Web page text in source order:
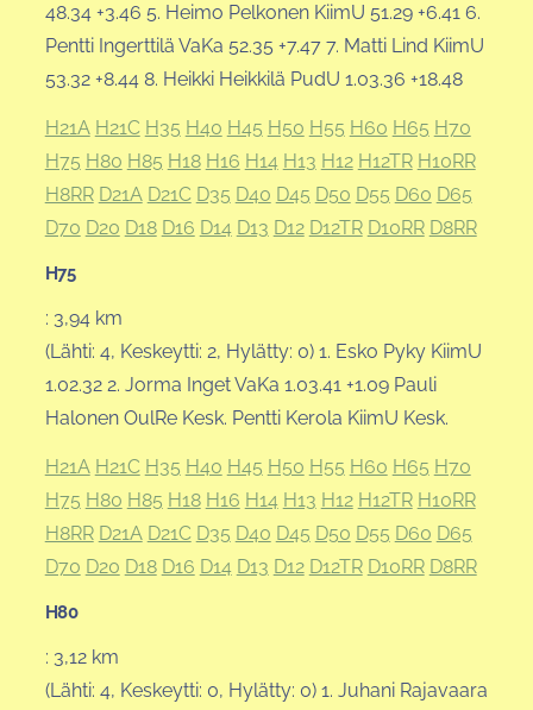
48.34 +3.46 5. Heimo Pelkonen KiimU 51.29 +6.41 6.
Pentti Ingerttilä VaKa 52.35 +7.47 7. Matti Lind KiimU
53.32 +8.44 8. Heikki Heikkilä PudU 1.03.36 +18.48
H21A H21C H35 H40 H45 H50 H55 H60 H65 H70
H75 H80 H85 H18 H16 H14 H13 H12 H12TR H10RR
H8RR D21A D21C D35 D40 D45 D50 D55 D60 D65
D70 D20 D18 D16 D14 D13 D12 D12TR D10RR D8RR
H75
: 3,94 km
(Lähti: 4, Keskeytti: 2, Hylätty: 0) 1. Esko Pyky KiimU
1.02.32 2. Jorma Inget VaKa 1.03.41 +1.09 Pauli
Halonen OulRe Kesk. Pentti Kerola KiimU Kesk.
H21A H21C H35 H40 H45 H50 H55 H60 H65 H70
H75 H80 H85 H18 H16 H14 H13 H12 H12TR H10RR
H8RR D21A D21C D35 D40 D45 D50 D55 D60 D65
D70 D20 D18 D16 D14 D13 D12 D12TR D10RR D8RR
H80
: 3,12 km
(Lähti: 4, Keskeytti: 0, Hylätty: 0) 1. Juhani Rajavaara